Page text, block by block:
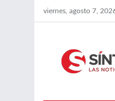
viernes, agosto 7,